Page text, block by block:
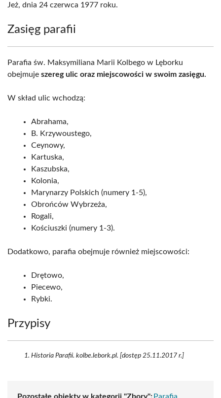
Jeż, dnia 24 czerwca 1977 roku.
Zasięg parafii
Parafia św. Maksymiliana Marii Kolbego w Lęborku
obejmuje szereg ulic oraz miejscowości w swoim zasięgu.
W skład ulic wchodzą:
Abrahama,
B. Krzywoustego,
Ceynowy,
Kartuska,
Kaszubska,
Kolonia,
Marynarzy Polskich (numery 1-5),
Obrońców Wybrzeża,
Rogali,
Kościuszki (numery 1-3).
Dodatkowo, parafia obejmuje również miejscowości:
Drętowo,
Piecewo,
Rybki.
Przypisy
Historia Parafii. kolbe.lebork.pl. [dostęp 25.11.2017 r.]